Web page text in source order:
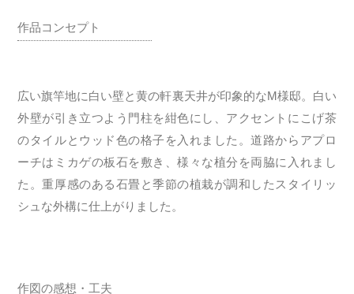
作品コンセプト
広い旗竿地に白い壁と黄の軒裏天井が印象的なM様邸。白い
外壁が引き立つよう門柱を紺色にし、アクセントにこげ茶
のタイルとウッド色の格子を入れました。道路からアプロ
ーチはミカゲの板石を敷き、様々な植分を両脇に入れまし
た。重厚感のある石畳と季節の植栽が調和したスタイリッ
シュな外構に仕上がりました。
作図の感想・工夫